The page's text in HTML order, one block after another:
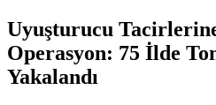
Uyuşturucu
Operasyon: 75 İlde
Yakalandı